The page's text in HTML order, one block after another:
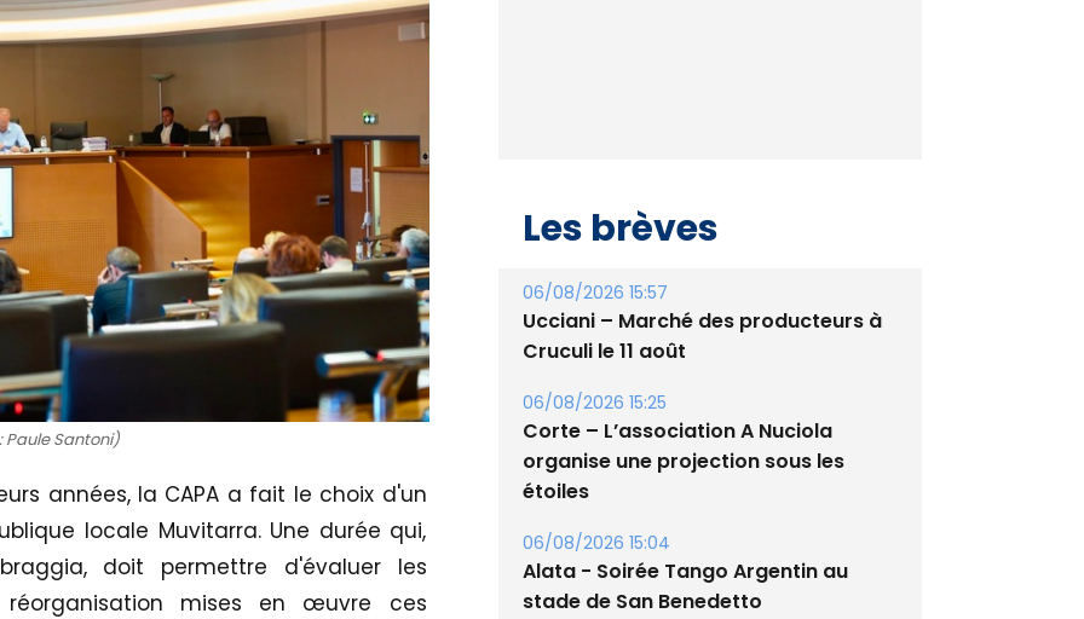
Paule Santoni)
années, la CAPA a fait le choix d'un
locale Muvitarra. Une durée qui,
doit permettre d'évaluer les
mises en œuvre ces
Les brèves
06/08/2026 15:57
Ucciani – Marché des producteurs à
Cruculi le 11 août
06/08/2026 15:25
Corte – L’association A Nuciola
organise une projection sous les
étoiles
06/08/2026 15:04
Alata - Soirée Tango Argentin au
stade de San Benedetto